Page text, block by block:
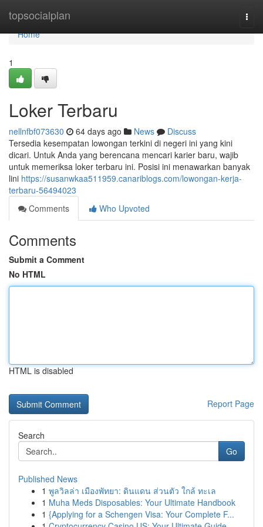
topsocialplan
Home
Home
1
Loker Terbaru
nellnfbf073630 64 days ago News
Discuss
Tersedia kesempatan lowongan terkini di negeri ini yang kini
dicari. Untuk Anda yang berencana mencari karier baru, wajib
untuk memeriksa loker terbaru ini. Posisi ini menawarkan banyak
lini https://susanwkaa511959.canariblogs.com/lowongan-kerja-
terbaru-56494023
Comments
Who Upvoted
Comments
Submit a Comment
No HTML
HTML is disabled
Report Page
Search
Go
Published News
1 พูลวิลล่า เมืองพัทยา: ดินแดน ส่วนตัว ใกล้ ทะเล
1 Muha Meds Disposables: Your Ultimate Handbook
1 {Applying for a Schengen Visa: Your Complete F...